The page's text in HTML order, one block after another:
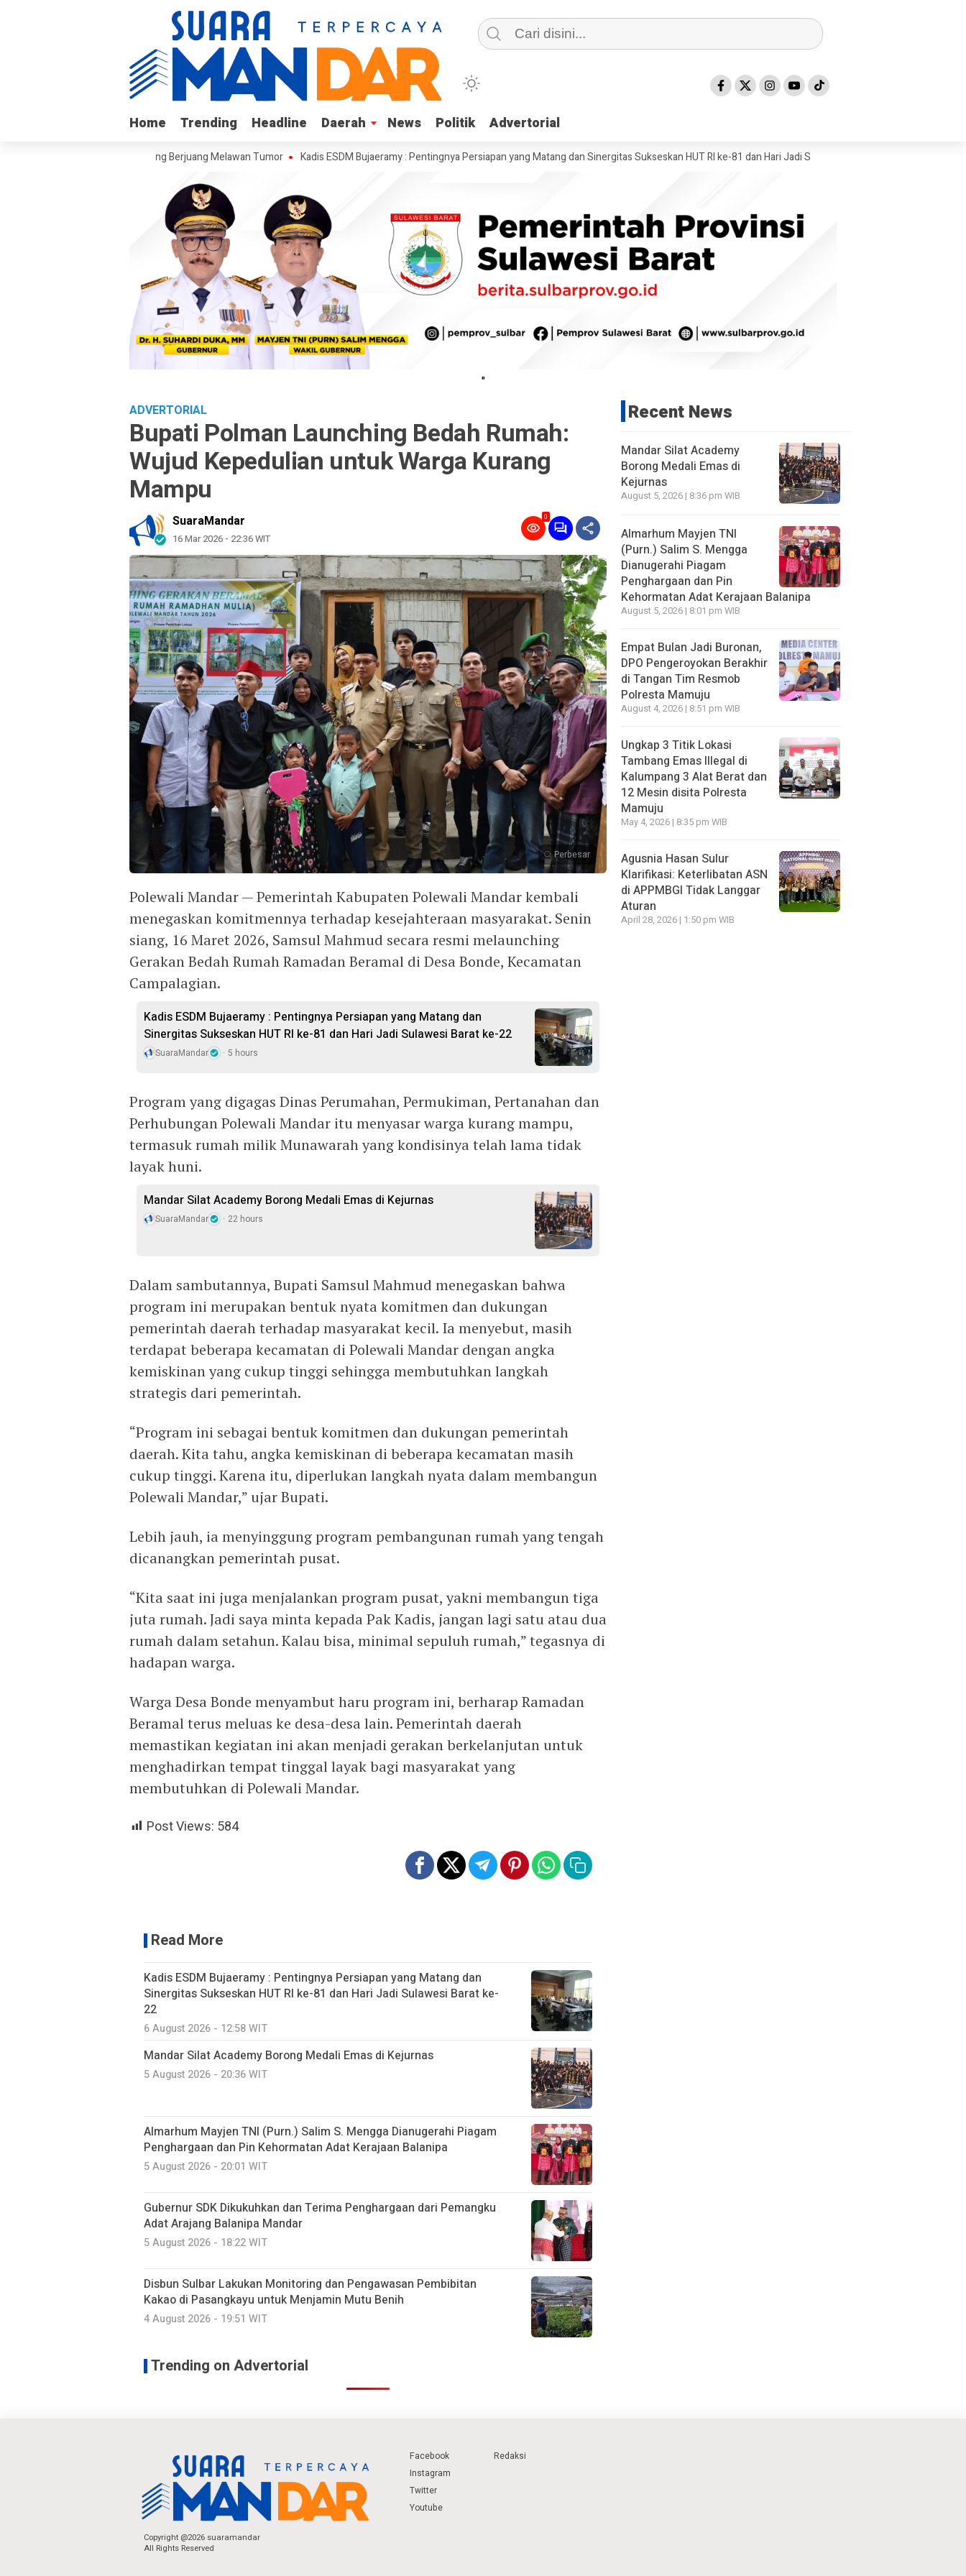
Home Trending Headline Daerah News Politik Advertorial
Home Trending Headline Daerah News Politik Advertorial
Arif, Remaja Kalukku yang Berjuang Melawan Tumor Kadis ESDM Bujaeramy : Pentingnya Persiapan yang Matang dan Sinergitas Sukseskan HUT RI ke-81 dan Hari Jadi Sulawesi Barat ke-22
"
ADVERTORIAL
Bupati Polman Launching Bedah Rumah:
Wujud Kepedulian untuk Warga Kurang
Mampu
SuaraMandar
16 Mar 2026 - 22:36 WIT
0
Perbesar
Polewali Mandar — Pemerintah Kabupaten Polewali Mandar kembali
menegaskan komitmennya terhadap kesejahteraan masyarakat. Senin
siang, 16 Maret 2026, Samsul Mahmud secara resmi melaunching
Gerakan Bedah Rumah Ramadan Beramal di Desa Bonde, Kecamatan
Campalagian.
Kadis ESDM Bujaeramy : Pentingnya Persiapan yang Matang dan
Sinergitas Sukseskan HUT RI ke-81 dan Hari Jadi Sulawesi Barat ke-22
SuaraMandar 5 hours
Program yang digagas Dinas Perumahan, Permukiman, Pertanahan dan
Perhubungan Polewali Mandar itu menyasar warga kurang mampu,
termasuk rumah milik Munawarah yang kondisinya telah lama tidak
layak huni.
Mandar Silat Academy Borong Medali Emas di Kejurnas
SuaraMandar 22 hours
Dalam sambutannya, Bupati Samsul Mahmud menegaskan bahwa
program ini merupakan bentuk nyata komitmen dan dukungan
pemerintah daerah terhadap masyarakat kecil. Ia menyebut, masih
terdapat beberapa kecamatan di Polewali Mandar dengan angka
kemiskinan yang cukup tinggi sehingga membutuhkan langkah
strategis dari pemerintah.
“Program ini sebagai bentuk komitmen dan dukungan pemerintah
daerah. Kita tahu, angka kemiskinan di beberapa kecamatan masih
cukup tinggi. Karena itu, diperlukan langkah nyata dalam membangun
Polewali Mandar,” ujar Bupati.
Lebih jauh, ia menyinggung program pembangunan rumah yang tengah
dicanangkan pemerintah pusat.
“Kita saat ini juga menjalankan program pusat, yakni membangun tiga
juta rumah. Jadi saya minta kepada Pak Kadis, jangan lagi satu atau dua
rumah dalam setahun. Kalau bisa, minimal sepuluh rumah,” tegasnya di
hadapan warga.
Warga Desa Bonde menyambut haru program ini, berharap Ramadan
Beramal terus meluas ke desa-desa lain. Pemerintah daerah
memastikan kegiatan ini akan menjadi gerakan berkelanjutan untuk
menghadirkan tempat tinggal layak bagi masyarakat yang
membutuhkan di Polewali Mandar.
Post Views: 584
Read More
Kadis ESDM Bujaeramy : Pentingnya Persiapan yang Matang dan
Sinergitas Sukseskan HUT RI ke-81 dan Hari Jadi Sulawesi Barat ke-
22
6 August 2026 - 12:58 WIT
Mandar Silat Academy Borong Medali Emas di Kejurnas
5 August 2026 - 20:36 WIT
Almarhum Mayjen TNI (Purn.) Salim S. Mengga Dianugerahi Piagam
Penghargaan dan Pin Kehormatan Adat Kerajaan Balanipa
5 August 2026 - 20:01 WIT
Gubernur SDK Dikukuhkan dan Terima Penghargaan dari Pemangku
Adat Arajang Balanipa Mandar
5 August 2026 - 18:22 WIT
Disbun Sulbar Lakukan Monitoring dan Pengawasan Pembibitan
Kakao di Pasangkayu untuk Menjamin Mutu Benih
4 August 2026 - 19:51 WIT
Trending on Advertorial
Recent News
Mandar Silat Academy
Borong Medali Emas di
Kejurnas
August 5, 2026 | 8:36 pm WIB
Almarhum Mayjen TNI
(Purn.) Salim S. Mengga
Dianugerahi Piagam
Penghargaan dan Pin
Kehormatan Adat Kerajaan Balanipa
August 5, 2026 | 8:01 pm WIB
Empat Bulan Jadi Buronan,
DPO Pengeroyokan Berakhir
di Tangan Tim Resmob
Polresta Mamuju
August 4, 2026 | 8:51 pm WIB
Ungkap 3 Titik Lokasi
Tambang Emas Illegal di
Kalumpang 3 Alat Berat dan
12 Mesin disita Polresta
Mamuju
May 4, 2026 | 8:35 pm WIB
Agusnia Hasan Sulur
Klarifikasi: Keterlibatan ASN
di APPMBGI Tidak Langgar
Aturan
April 28, 2026 | 1:50 pm WIB
Copyright @2026 suaramandar
All Rights Reserved
Facebook
Instagram
Twitter
Youtube
Redaksi